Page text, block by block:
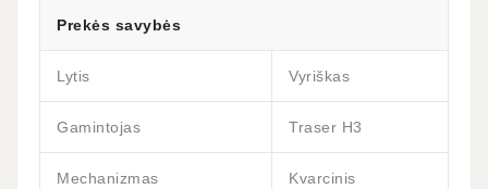
Prekės savybės
Lytis Vyriškas
Gamintojas Traser H3
Mechanizmas Kvarcinis